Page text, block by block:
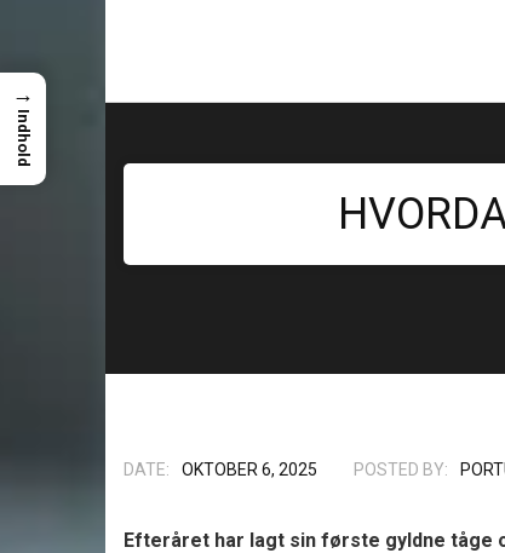
DATE: OKTOBER 6, 2025 POSTED BY:
Efteråret har lagt sin første gyldne tåge
→
Indhold